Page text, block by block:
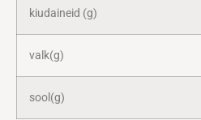
kiudaineid (g)
valk(g)
sool(g)